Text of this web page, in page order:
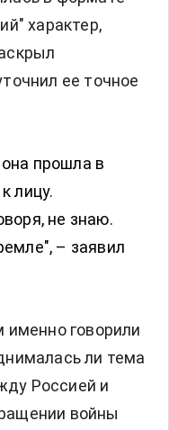
характер,
ее точное
прошла в
лицу.
не знаю.
– заявил
говорили
ли тема
Россией и
войны